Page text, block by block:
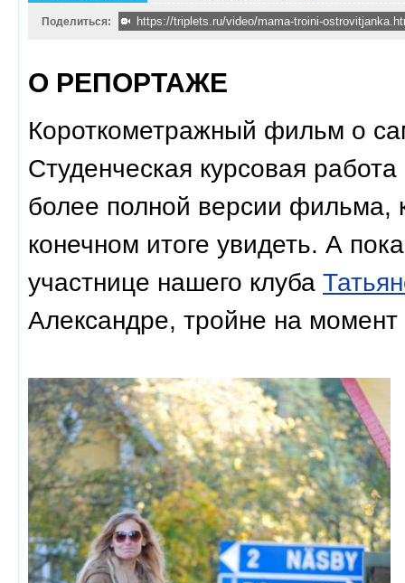
Поделиться:
О РЕПОРТАЖЕ
Короткометражный фильм о
Студенческая курсовая
более полной версии
конечном итоге увидеть. А
участнице нашего клуба
Александре, тройне на